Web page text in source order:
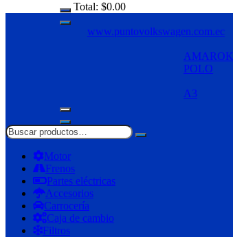
Total: $0.00
www.puntovolkswagen.com.ec
AMAROK
POLO
A3
Motor
Frenos
Partes eléctricas
Accesorios
Carrocería
Caja de cambio
Filtros